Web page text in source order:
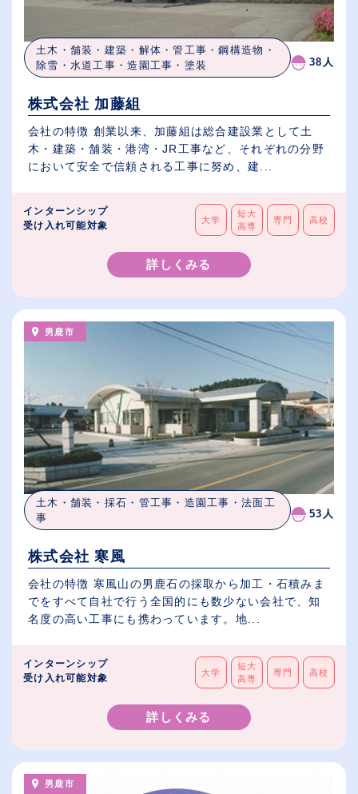
土木・舗装・建築・解体・管工事・鋼構造物・
除雪・水道工事・造園工事・塗装
38人
株式会社 加藤組
会社の特徴 創業以来、加藤組は総合建設業として土
木・建築・舗装・港湾・JR工事など、それぞれの分野
において安全で信頼される工事に努め、建...
インターンシップ
受け入れ可能対象
大学
短大
高専
専門 高校
詳しくみる
男鹿市
土木・舗装・採石・管工事・造園工事・法面工
事
53人
株式会社 寒風
会社の特徴 寒風山の男鹿石の採取から加工・石積みま
でをすべて自社で行う全国的にも数少ない会社で、知
名度の高い工事にも携わっています。地...
インターンシップ
受け入れ可能対象
大学
短大
高専
専門 高校
詳しくみる
男鹿市